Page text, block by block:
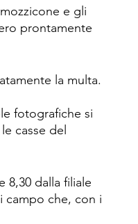
e gli
prontamente
la multa.
fotografiche si
casse del
8,30 dalla filiale
campo che, con i